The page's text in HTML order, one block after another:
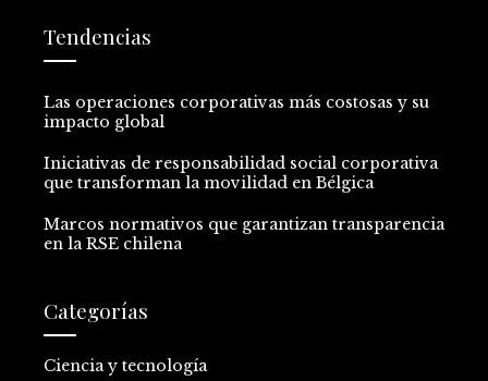
Tendencias
Las operaciones corporativas más costosas y su
impacto global
Iniciativas de responsabilidad social corporativa
que transforman la movilidad en Bélgica
Marcos normativos que garantizan transparencia
en la RSE chilena
Categorías
Ciencia y tecnología